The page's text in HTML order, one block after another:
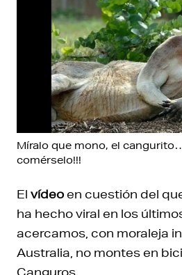
Míralo que mono, el
comérselo!!!
El vídeoen cuestión del
ha hecho viral en los
acercamos, con moraleja
Australia, no montes en
Canguros.